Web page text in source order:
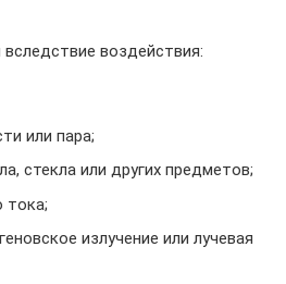
воздействия:
или пара;
стекла или других предметов;
тока;
излучение или лучевая